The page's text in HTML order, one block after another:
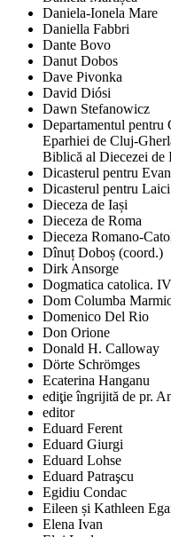
Daniela-Ionela Mare
Daniella Fabbri
Dante Bovo
Danut Dobos
Dave Pivonka
David Diósi
Dawn Stefanowicz
Departamentul pentru
Eparhiei de Cluj-
Biblică al Diecezei de
Dicasterul pentru
Dicasterul pentru Laici
Dieceza de Iași
Dieceza de Roma
Dieceza Romano-
Dînuț Doboș (coord.)
Dirk Ansorge
Dogmatica catolica.
Dom Columba
Domenico Del Rio
Don Orione
Donald H. Calloway
Dörte Schrömges
Ecaterina Hanganu
ediţie îngrijită de pr.
editor
Eduard Ferent
Eduard Giurgi
Eduard Lohse
Eduard Patraşcu
Egidiu Condac
Eileen și Kathleen
Elena Ivan